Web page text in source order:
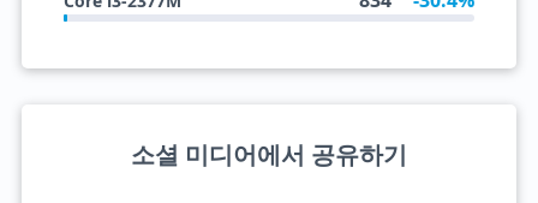
소셜 미디어에서 공유하기